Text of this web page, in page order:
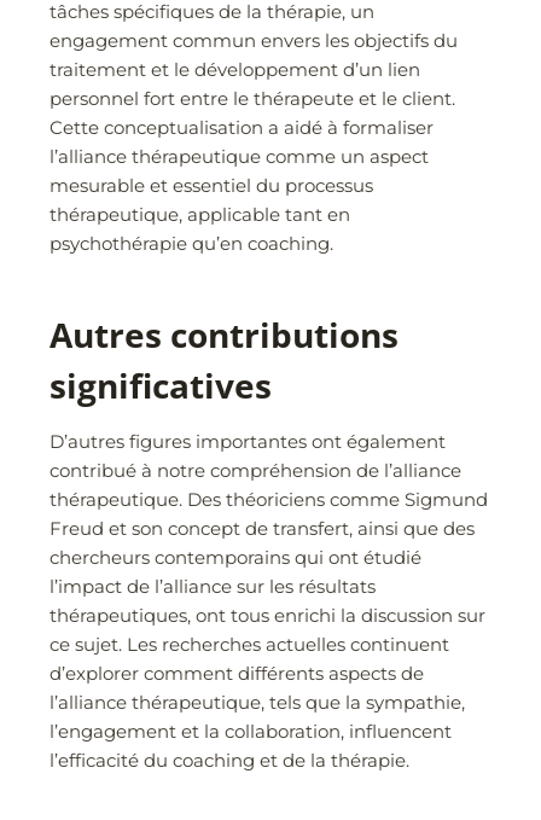
tâches spécifiques de la thérapie, un
engagement commun envers les objectifs du
traitement et le développement d’un lien
personnel fort entre le thérapeute et le client.
Cette conceptualisation a aidé à formaliser
l’alliance thérapeutique comme un aspect
mesurable et essentiel du processus
thérapeutique, applicable tant en
psychothérapie qu’en coaching.
Autres contributions
significatives
D’autres figures importantes ont également
contribué à notre compréhension de l’alliance
thérapeutique. Des théoriciens comme Sigmund
Freud et son concept de transfert, ainsi que des
chercheurs contemporains qui ont étudié
l’impact de l’alliance sur les résultats
thérapeutiques, ont tous enrichi la discussion sur
ce sujet. Les recherches actuelles continuent
d’explorer comment différents aspects de
l’alliance thérapeutique, tels que la sympathie,
l’engagement et la collaboration, influencent
l’efficacité du coaching et de la thérapie.